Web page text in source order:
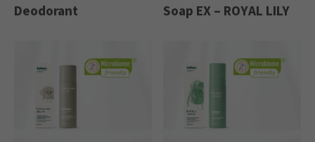
Deodorant
Soap EX – ROYAL LILY